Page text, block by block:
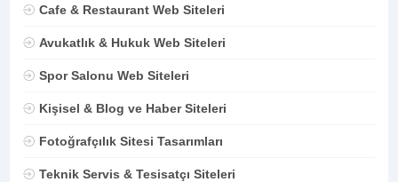
Cafe & Restaurant Web Siteleri
Avukatlık & Hukuk Web Siteleri
Spor Salonu Web Siteleri
Kişisel & Blog ve Haber Siteleri
Fotoğrafçılık Sitesi Tasarımları
Teknik Servis & Tesisatçı Siteleri